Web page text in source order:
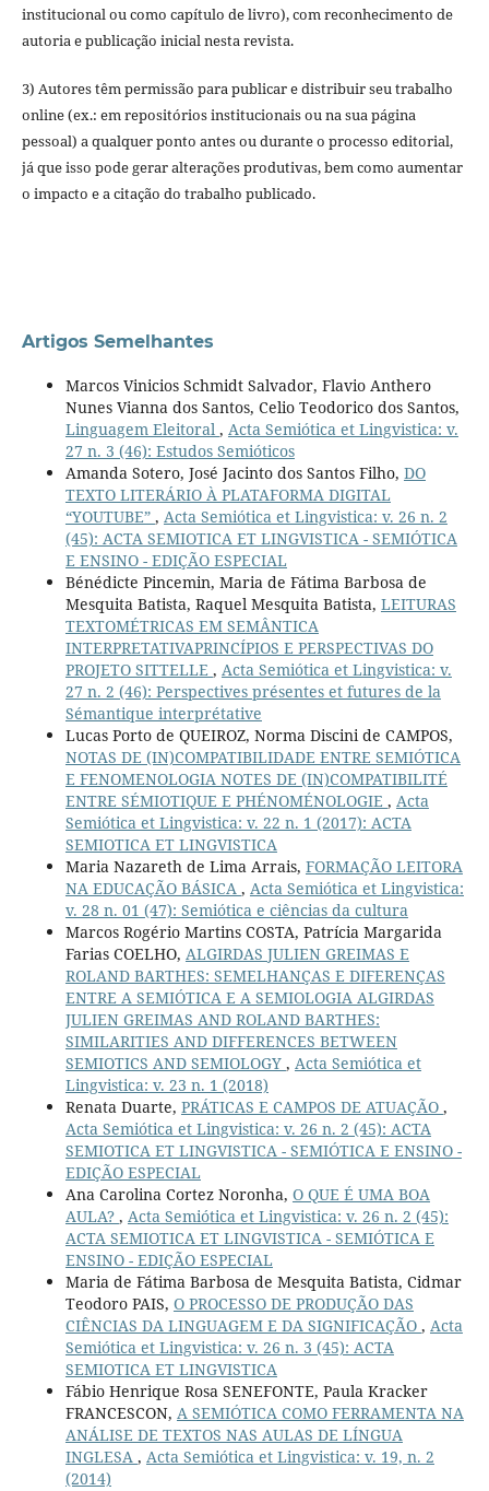
institucional ou como capítulo de livro), com reconhecimento de
autoria e publicação inicial nesta revista.
3) Autores têm permissão para publicar e distribuir seu trabalho
online (ex.: em repositórios institucionais ou na sua página
pessoal) a qualquer ponto antes ou durante o processo editorial,
já que isso pode gerar alterações produtivas, bem como aumentar
o impacto e a citação do trabalho publicado.
Artigos Semelhantes
Marcos Vinicios Schmidt Salvador, Flavio Anthero
Nunes Vianna dos Santos, Celio Teodorico dos Santos,
Linguagem Eleitoral , Acta Semiótica et Lingvistica: v.
27 n. 3 (46): Estudos Semióticos
Amanda Sotero, José Jacinto dos Santos Filho, DO
TEXTO LITERÁRIO À PLATAFORMA DIGITAL
“YOUTUBE” , Acta Semiótica et Lingvistica: v. 26 n. 2
(45): ACTA SEMIOTICA ET LINGVISTICA - SEMIÓTICA
E ENSINO - EDIÇÃO ESPECIAL
Bénédicte Pincemin, Maria de Fátima Barbosa de
Mesquita Batista, Raquel Mesquita Batista, LEITURAS
TEXTOMÉTRICAS EM SEMÂNTICA
INTERPRETATIVAPRINCÍPIOS E PERSPECTIVAS DO
PROJETO SITTELLE , Acta Semiótica et Lingvistica: v.
27 n. 2 (46): Perspectives présentes et futures de la
Sémantique interprétative
Lucas Porto de QUEIROZ, Norma Discini de CAMPOS,
NOTAS DE (IN)COMPATIBILIDADE ENTRE SEMIÓTICA
E FENOMENOLOGIA NOTES DE (IN)COMPATIBILITÉ
ENTRE SÉMIOTIQUE E PHÉNOMÉNOLOGIE , Acta
Semiótica et Lingvistica: v. 22 n. 1 (2017): ACTA
SEMIOTICA ET LINGVISTICA
Maria Nazareth de Lima Arrais, FORMAÇÃO LEITORA
NA EDUCAÇÃO BÁSICA , Acta Semiótica et Lingvistica:
v. 28 n. 01 (47): Semiótica e ciências da cultura
Marcos Rogério Martins COSTA, Patrícia Margarida
Farias COELHO, ALGIRDAS JULIEN GREIMAS E
ROLAND BARTHES: SEMELHANÇAS E DIFERENÇAS
ENTRE A SEMIÓTICA E A SEMIOLOGIA ALGIRDAS
JULIEN GREIMAS AND ROLAND BARTHES:
SIMILARITIES AND DIFFERENCES BETWEEN
SEMIOTICS AND SEMIOLOGY , Acta Semiótica et
Lingvistica: v. 23 n. 1 (2018)
Renata Duarte, PRÁTICAS E CAMPOS DE ATUAÇÃO ,
Acta Semiótica et Lingvistica: v. 26 n. 2 (45): ACTA
SEMIOTICA ET LINGVISTICA - SEMIÓTICA E ENSINO -
EDIÇÃO ESPECIAL
Ana Carolina Cortez Noronha, O QUE É UMA BOA
AULA? , Acta Semiótica et Lingvistica: v. 26 n. 2 (45):
ACTA SEMIOTICA ET LINGVISTICA - SEMIÓTICA E
ENSINO - EDIÇÃO ESPECIAL
Maria de Fátima Barbosa de Mesquita Batista, Cidmar
Teodoro PAIS, O PROCESSO DE PRODUÇÃO DAS
CIÊNCIAS DA LINGUAGEM E DA SIGNIFICAÇÃO , Acta
Semiótica et Lingvistica: v. 26 n. 3 (45): ACTA
SEMIOTICA ET LINGVISTICA
Fábio Henrique Rosa SENEFONTE, Paula Kracker
FRANCESCON, A SEMIÓTICA COMO FERRAMENTA NA
ANÁLISE DE TEXTOS NAS AULAS DE LÍNGUA
INGLESA , Acta Semiótica et Lingvistica: v. 19, n. 2
(2014)